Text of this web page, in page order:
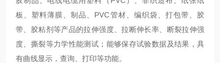
板、塑料薄膜、制品、PVC管材、编织袋、打包带、胶
带、胶粘剂等产品的拉伸强度、拉断伸长率、断裂拉伸强
度、撕裂等力学性能测试；能够保存试验数据及结果，具
有曲线显示，查询、打印等功能。